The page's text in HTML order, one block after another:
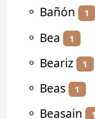
⚬ Bañón 1
⚬ Bea 1
⚬ Beariz 1
⚬ Beas 1
⚬ Beasain 1